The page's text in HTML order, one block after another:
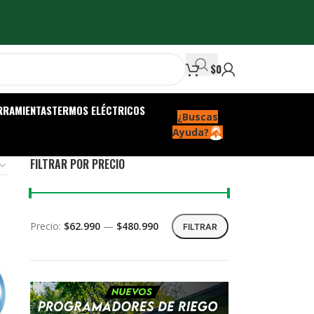
$0
TERMOS ELÉCTRICOS
¿Buscas
Ayuda?
FILTRAR POR PRECIO
FILTRAR
Precio: $62.990— $480.990